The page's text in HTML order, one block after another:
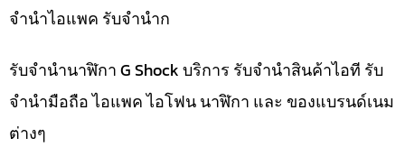
จำนำไอแพค รับจำนำก
รับจำนำนาฬิกา G Shock บริการ รับจำนำสินค้าไอที รับ
จำนำมือถือ ไอแพค ไอโฟน นาฬิกา และ ของแบรนด์เนม
ต่างๆ